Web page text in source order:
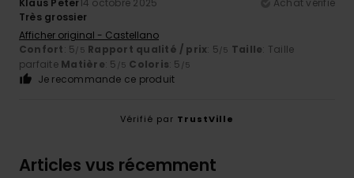
Klaus Peter14 octobre 2025
Achat vérifié
Très grossier
Afficher original - Castellano
Confort: 5/5 Rapport qualité / prix: 5/5 Taille: Taille
parfaite Matière: 5 /5 Coloris: 5 /5
Je recommande ce produit
Vérifié par TrustVille
Articles vus récemment